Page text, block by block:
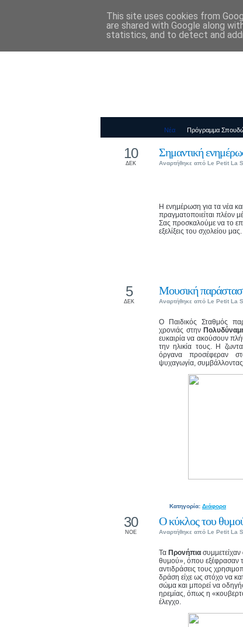
Παιδικός
Νέα Πρόγραμμα
Σημαντική
Αναρτήθηκε από Le Petit La
10
ΔΕΚ
Η ενημέρωση για τα νέα
πραγματοποιείται πλέον
Σας προσκαλούμε να το
εξελίξεις του σχολείου μας.
Μουσική
Αναρτήθηκε από Le Petit La
5
ΔΕΚ
Ο Παιδικός Σταθμός
χρονιάς στην
ευκαιρία να ακούσουν
την ηλικία τους. Η
όργανα προσέφεραν
ψυχαγωγία, συμβάλλοντας
Κατηγορία: Διάφορα
Ο κύκλος του
Αναρτήθηκε από Le Petit La
30
ΝΟΕ
Τα Προνήπια
θυμού», όπου εξέφρασαν
αντιδράσεις τους
δράση είχε ως στόχο να
σώμα και μπορεί να
ηρεμίας, όπως η
έλεγχο.
This site uses cookies from
are shared with Google along
statistics, and to detect and